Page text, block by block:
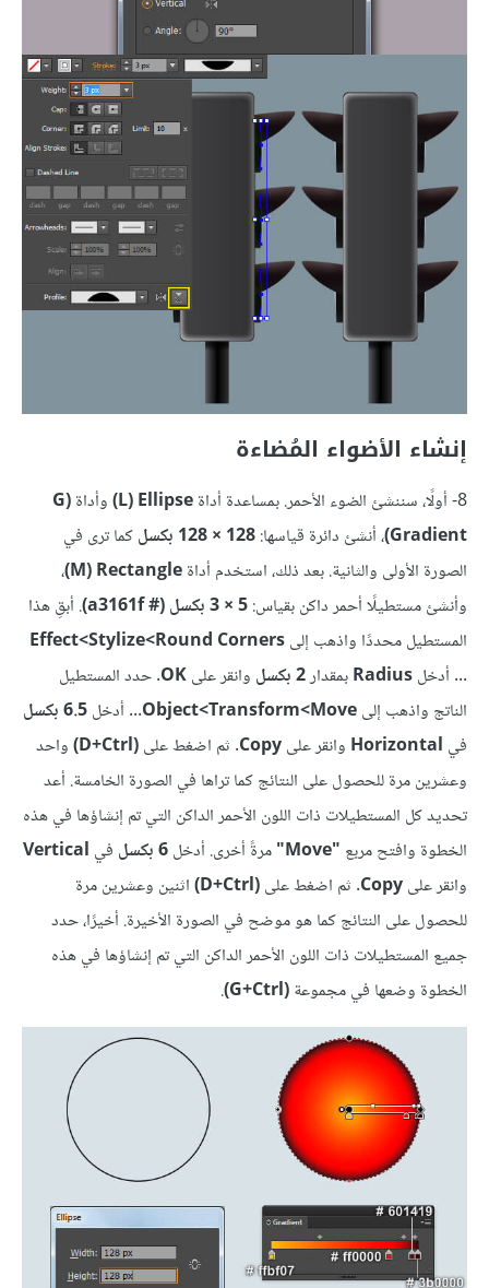
إنشاء الأضواء المُضاءة
8- أولًا، سننشئ الضوء الأحمر. بمساعدة أداة L) Ellipse) وأداةG)
Gradient) ، أنشئ دائرة قياسها:128 × 128 بكسل
كما ترى في
الصورة الأولى والثانية. بعد ذلك، استخدم أداةM) Rectangle) ،
وأنشئ مستطيلًا أحمر داكن بقياس:5 × 3 بكسل (# a3161f)
. أبقِ هذا
المستطيل محددًا واذهب إلىRound Corners>‏Stylize‏>Effect
... أدخلRadiusبمقدار2 بكسل وانقر علىOK. حدد المستطيل
الناتج واذهب إلىMove‏>Transform‏>Object ... أدخل6.5 بكسل
في Horizontal وانقر علىCopy. ثم اضغط على(D+Ctrl)
واحد
وعشرين مرة للحصول على النتائج كما تراها في الصورة الخامسة. أعد
تحديد كل المستطيلات ذات اللون الأحمر الداكن التي تم إنشاؤها في هذه
الخطوة وافتح مربع "Move" مرةً أخرى. أدخل6 بكسل في Vertical
وانقر علىCopy. ثم اضغط على(D+Ctrl)
اثنين وعشرين مرة
للحصول على النتائج كما هو موضح في الصورة الأخيرة. أخيرًا، حدد
جميع المستطيلات ذات اللون الأحمر الداكن التي تم إنشاؤها في هذه
الخطوة وضعها في مجموعة(G+Ctrl)
.